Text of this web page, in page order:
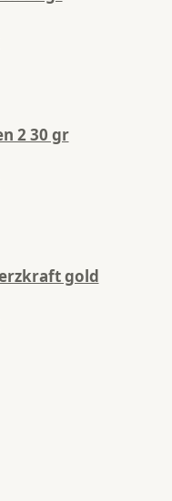
2 30 gr
gold